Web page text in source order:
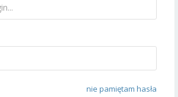
nie pamiętam hasła